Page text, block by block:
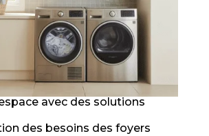
avec des solutions
des besoins des foyers